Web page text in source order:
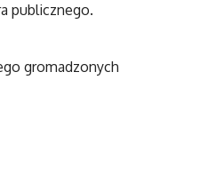
publicznego.
gromadzonych